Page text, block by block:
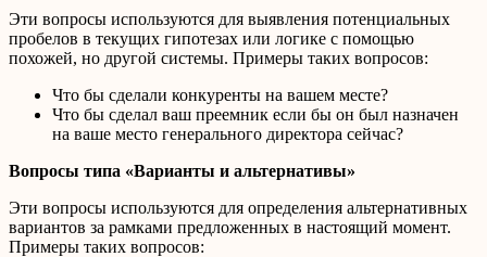
Эти вопросы используются для выявления потенциальных
пробелов в текущих гипотезах или логике с помощью
похожей, но другой системы. Примеры таких вопросов:
Что бы сделали конкуренты на вашем месте?
Что бы сделал ваш преемник если бы он был назначен
на ваше место генерального директора сейчас?
Вопросы типа «Варианты и альтернативы»
Эти вопросы используются для определения альтернативных
вариантов за рамками предложенных в настоящий момент.
Примеры таких вопросов: